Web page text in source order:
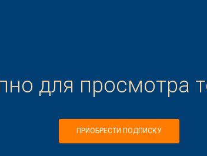
для просмотра
ПРИОБРЕСТИ ПОДПИСКУ